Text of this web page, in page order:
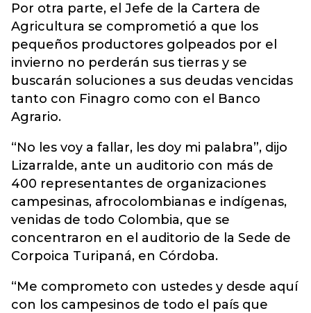
Por otra parte, el Jefe de la Cartera de
Agricultura se comprometió a que los
pequeños productores golpeados por el
invierno no perderán sus tierras y se
buscarán soluciones a sus deudas vencidas
tanto con Finagro como con el Banco
Agrario.
“No les voy a fallar, les doy mi palabra”, dijo
Lizarralde, ante un auditorio con más de
400 representantes de organizaciones
campesinas, afrocolombianas e indígenas,
venidas de todo Colombia, que se
concentraron en el auditorio de la Sede de
Corpoica Turipaná, en Córdoba.
“Me comprometo con ustedes y desde aquí
con los campesinos de todo el país que